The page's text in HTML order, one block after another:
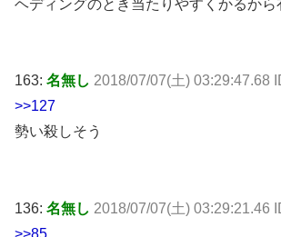
ヘディングのとき当たりやすくかるから
163: 名無し 2018/07/07(土) 03:29:47.68
>>127
勢い殺しそう
136: 名無し 2018/07/07(土) 03:29:21.46